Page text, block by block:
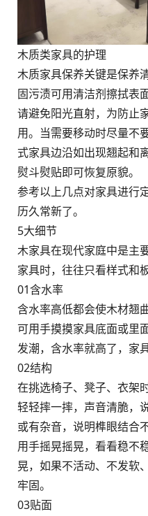
木质类家具的护理
木质家具保养关键是保养
固污渍可用清洁剂擦拭表
请避免阳光直射，为防止
用。当需要移动时尽量不
式家具边沿如出现翘起和
熨斗熨贴即可恢复原貌。
参考以上几点对家具进行
历久常新了。
5大细节
木家具在现代家庭中是主
家具时，往往只看样式和
01含水率
含水率高低都会使木材翘
可用手摸摸家具底面或里
发潮，含水率就高了，家
02结构
在挑选椅子、凳子、衣架
轻轻摔一摔，声音清脆，
或有杂音，说明榫眼结合
用手摇晃摇晃，看看稳不
晃，如果不活动、不发软
牢固。
03贴面